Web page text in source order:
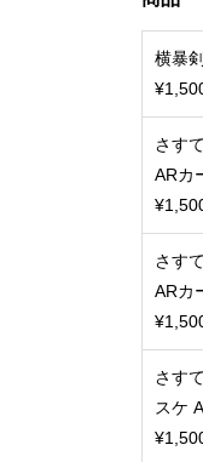
横暴
¥
さす
ARカ
¥
さす
ARカ
¥
さす
スケ
¥